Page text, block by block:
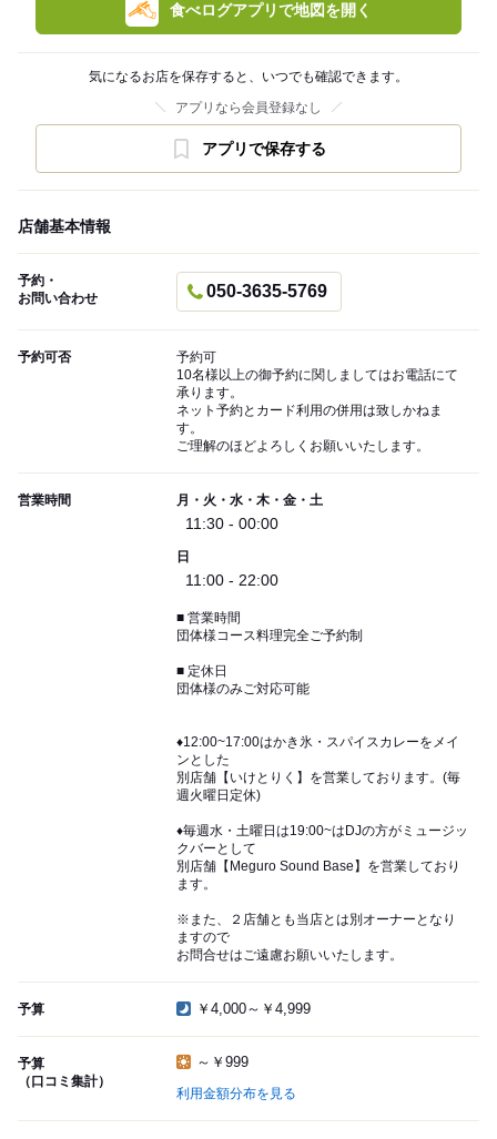
食べログアプリで地図を開く
気になるお店を保存すると、いつでも確認できます。
アプリなら会員登録なし
アプリで保存する
店舗基本情報
予約・
お問い合わせ
050-3635-5769
予約可否
予約可
10名様以上の御予約に関しましてはお電話にて
承ります。
ネット予約とカード利用の併用は致しかねま
す。
ご理解のほどよろしくお願いいたします。
営業時間 月・火・水・木・金・土
11:30 - 00:00
日
11:00 - 22:00
■ 営業時間
団体様コース料理完全ご予約制
■ 定休日
団体様のみご対応可能
♦12:00~17:00はかき氷・スパイスカレーをメイ
ンとした
別店舗【いけとりく】を営業しております。(毎
週火曜日定休)
♦毎週水・土曜日は19:00~はDJの方がミュージッ
クバーとして
別店舗【Meguro Sound Base】を営業しており
ます。
※また、２店舗とも当店とは別オーナーとなり
ますので
お問合せはご遠慮お願いいたします。
予算 ￥4,000～￥4,999
予算
（口コミ集計）
～￥999
利用金額分布を見る